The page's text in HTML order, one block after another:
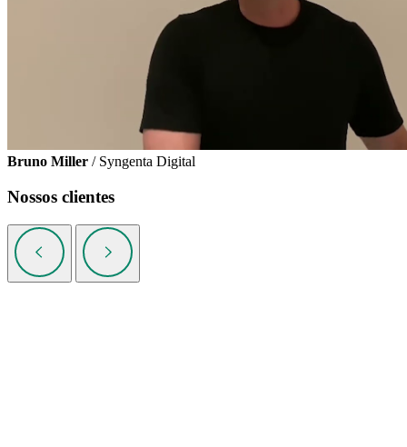
Bruno Miller / Syngenta Digital
Nossos clientes